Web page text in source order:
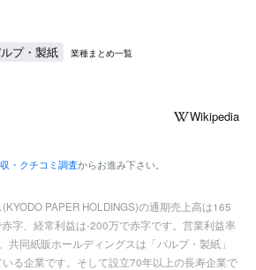
プ・製紙 業種まとめ一覧
Wikipedia
・クチコミ調査からお進み下さい。
PAPER HOLDINGS)の通期売上高は165
字、経常利益は-200万で赤字です。営業利益率
共同紙販ホールディングスは「パルプ・製紙」
る企業です。そして設立70年以上の長寿企業で